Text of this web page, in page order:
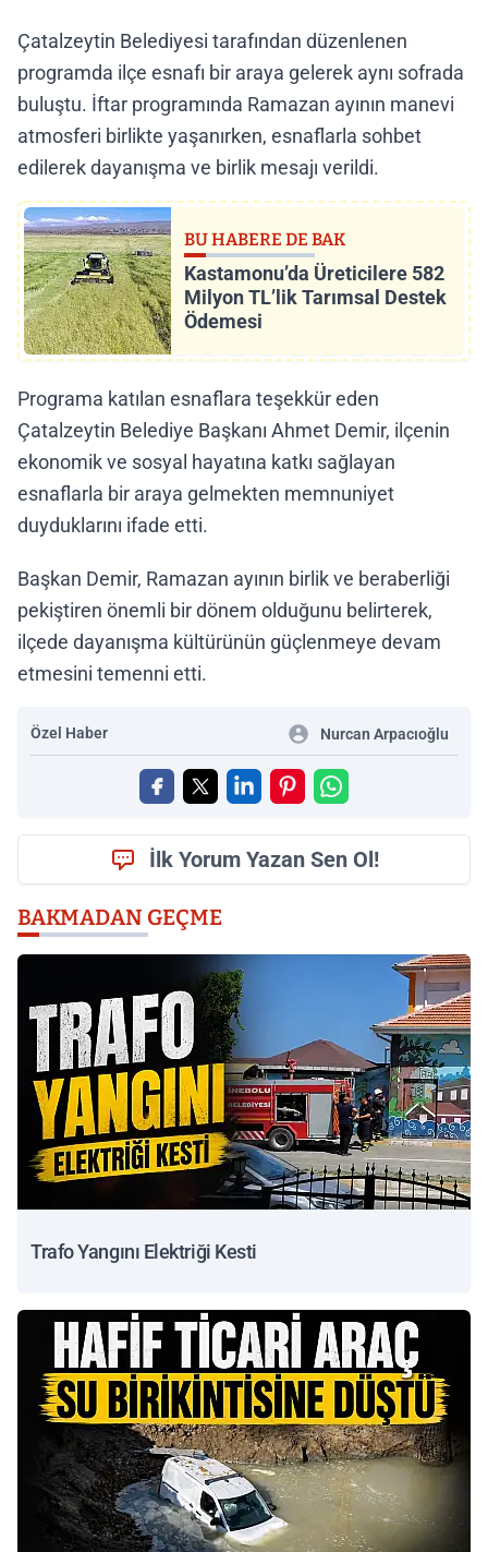
Çatalzeytin Belediyesi tarafından düzenlenen
programda ilçe esnafı bir araya gelerek aynı sofrada
buluştu. İftar programında Ramazan ayının manevi
atmosferi birlikte yaşanırken, esnaflarla sohbet
edilerek dayanışma ve birlik mesajı verildi.
BU HABERE DE BAK
Kastamonu’da Üreticilere 582
Milyon TL’lik Tarımsal Destek
Ödemesi
Programa katılan esnaflara teşekkür eden
Çatalzeytin Belediye Başkanı Ahmet Demir, ilçenin
ekonomik ve sosyal hayatına katkı sağlayan
esnaflarla bir araya gelmekten memnuniyet
duyduklarını ifade etti.
Başkan Demir, Ramazan ayının birlik ve beraberliği
pekiştiren önemli bir dönem olduğunu belirterek,
ilçede dayanışma kültürünün güçlenmeye devam
etmesini temenni etti.
Özel Haber Nurcan Arpacıoğlu
İlk Yorum Yazan Sen Ol!
BAKMADAN GEÇME
Trafo Yangını Elektriği Kesti